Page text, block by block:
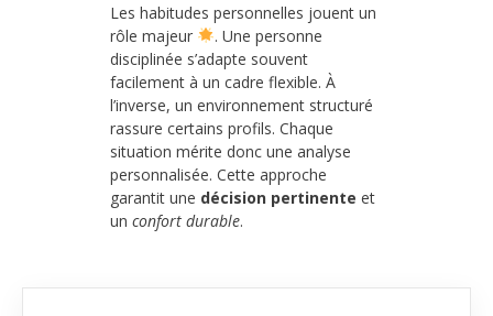
Les habitudes personnelles jouent un
rôle majeur
. Une personne
disciplinée s’adapte souvent
facilement à un cadre flexible. À
l’inverse, un environnement structuré
rassure certains profils. Chaque
situation mérite donc une analyse
personnalisée. Cette approche
garantit une décision pertinente et
un confort durable.